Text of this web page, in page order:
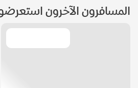
المسافرون الآخرون